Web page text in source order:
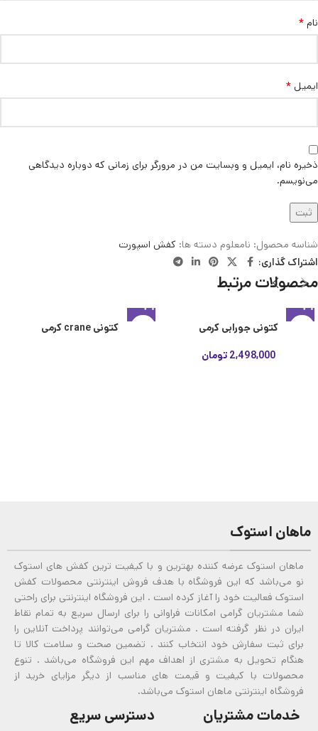
نام *
ایمیل *
ذخیره نام، ایمیل و وبسایت من در مرورگر برای زمانی که دوباره دیدگاهی
می‌نویسم.
شناسه محصول: نامعلوم دسته ها: کفش اسپورت
اشتراک گذاری:
محصولات مرتبط
کتونی جورابی کرمی
2,498,000 تومان
کتونی crane کرمی
ماهان استوک
ماهان استوک عرضه کننده بهترین و با کیفیت ترین کفش های استوک
نو می‌باشد که این فروشگاه با هدف فروش اینترنتی محصولات کفش
استوک فعالیت خود را آغاز کرده است . این فروشگاه اینترنتی برای راحتی
شما مشتریان گرامی امکانات فراوانی را برای ارسال سریع به تمام نقاط
ایران در نظر گرفته است . مشتریان گرامی می‌توانند پرداخت آنلاین را
برای ثبت سفارش خود انتخاب کنند . تضمین صحت و سلامت کالا تا
هنگام تحویل به مشتری از اهداف مهم این فروشگاه می‌باشد . تنوع
محصولات با کیفیت و قیمت های مناسب از دیگر مزایای خرید از
فروشگاه اینترنتی ماهان استوک می‌باشد.
خدمات مشتریان دسترسی سریع